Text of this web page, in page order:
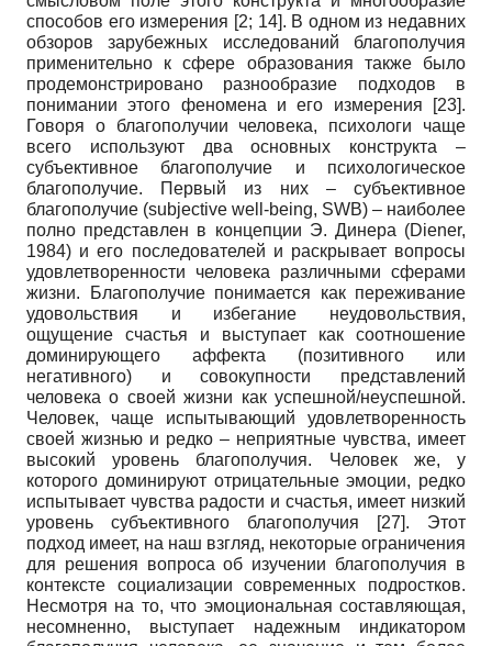
способов его измерения [2; 14]. В одном из недавних
обзоров зарубежных исследований благополучия
применительно к сфере образования также было
продемонстрировано разнообразие подходов в
понимании этого феномена и его измерения
[23].
Говоря о благополучии человека, психологи чаще
всего используют два основных конструкта –
субъективное благополучие и психологическое
благополучие. Первый из них – субъективное
благополучие (subjective well-being, SWB) – наиболее
полно представлен в концепции Э. Динера (Diener,
1984) и его последователей и раскрывает вопросы
удовлетворенности человека различными сферами
жизни. Благополучие понимается как переживание
удовольствия и избегание неудовольствия,
ощущение счастья и выступает как соотношение
доминирующего аффекта (позитивного или
негативного) и совокупности представлений
человека о своей жизни как успешной/неуспешной.
Человек, чаще испытывающий удовлетворенность
своей жизнью и редко – неприятные чувства, имеет
высокий уровень благополучия. Человек же, у
которого доминируют отрицательные эмоции, редко
испытывает чувства радости и счастья, имеет низкий
уровень субъективного благополучия
[27]. Этот
подход имеет, на наш взгляд, некоторые ограничения
для решения вопроса об изучении благополучия в
контексте социализации современных подростков.
Несмотря на то, что эмоциональная составляющая,
несомненно, выступает надежным индикатором